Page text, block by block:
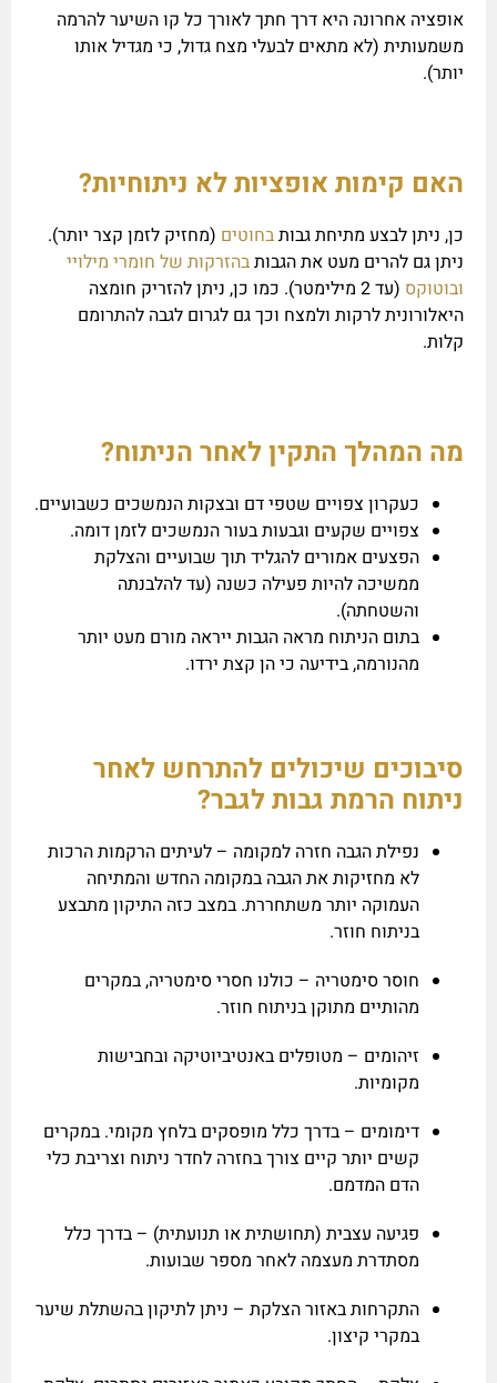
אופציה אחרונה היא דרך חתך לאורך כל קו השיער להרמה
משמעותית (לא מתאים לבעלי מצח גדול, כי מגדיל אותו
יותר).
האם קימות אופציות לא ניתוחיות?
כן, ניתן לבצע מתיחת גבותבחוטים (מחזיק לזמן קצר יותר).
ניתן גם להרים מעט את הגבותבהזרקות של חומרי מילויי
ובוטוקס
(עד 2 מילימטר). כמו כן, ניתן להזריק חומצה
היאלורונית לרקות ולמצח וכך גם לגרום לגבה להתרומם
קלות.
מה המהלך התקין לאחר הניתוח?
כעקרון צפויים שטפי דם ובצקות הנמשכים כשבועיים.
צפויים שקעים וגבעות בעור הנמשכים לזמן דומה.
הפצעים אמורים להגליד תוך שבועיים והצלקת
ממשיכה להיות פעילה כשנה (עד להלבנתה
והשטחתה).
בתום הניתוח מראה הגבות ייראה מורם מעט יותר
מהנורמה, בידיעה כי הן קצת ירדו.
סיבוכים שיכולים להתרחש לאחר
ניתוח הרמת גבות לגבר?
נפילת הגבה חזרה למקומה – לעיתים הרקמות הרכות
לא מחזיקות את הגבה במקומה החדש והמתיחה
העמוקה יותר משתחררת. במצב כזה התיקון מתבצע
בניתוח חוזר.
חוסר סימטריה – כולנו חסרי סימטריה, במקרים
מהותיים מתוקן בניתוח חוזר.
זיהומים – מטופלים באנטיביוטיקה ובחבישות
מקומיות.
דימומים – בדרך כלל מופסקים בלחץ מקומי. במקרים
קשים יותר קיים צורך בחזרה לחדר ניתוח וצריבת כלי
הדם המדמם.
פגיעה עצבית (תחושתית או תנועתית) – בדרך כלל
מסתדרת מעצמה לאחר מספר שבועות.
התקרחות באזור הצלקת – ניתן לתיקון בהשתלת שיער
במקרי קיצון.